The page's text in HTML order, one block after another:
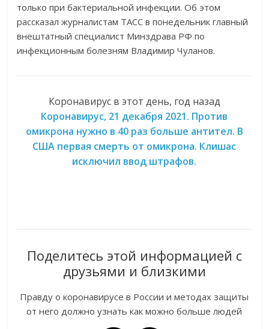
только при бактериальной инфекции. Об этом
рассказал журналистам ТАСС в понедельник главный
внештатный специалист Минздрава РФ по
инфекционным болезням Владимир Чуланов.
Коронавирус в этот день, год назад
Коронавирус, 21 декабря 2021. Против
омикрона нужно в 40 раз больше антител. В
США первая смерть от омикрона. Клишас
исключил ввод штрафов.
Поделитесь этой информацией с
друзьями и близкими
Правду о коронавирусе в России и методах защиты
от него должно узнать как можно больше людей